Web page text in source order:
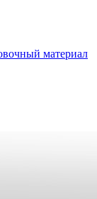
материал